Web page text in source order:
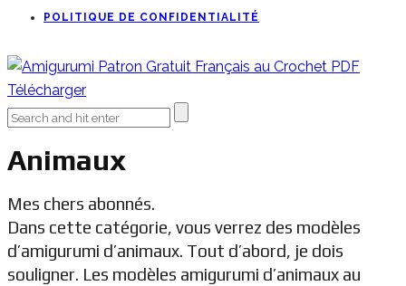
POLITIQUE DE CONFIDENTIALITÉ
Animaux
Mes chers abonnés.
Dans cette catégorie, vous verrez des modèles
d’amigurumi d’animaux. Tout d’abord, je dois
souligner. Les modèles amigurumi d’animaux au